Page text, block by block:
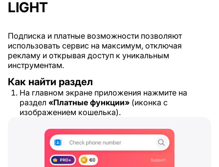
LIGHT
Подписка и платные возможности позволяют
использовать сервис на максимум, отключая
рекламу и открывая доступ к уникальным
инструментам.
Как найти раздел
На главном экране приложения нажмите на
раздел «Платные функции» (иконка с
изображением кошелька).